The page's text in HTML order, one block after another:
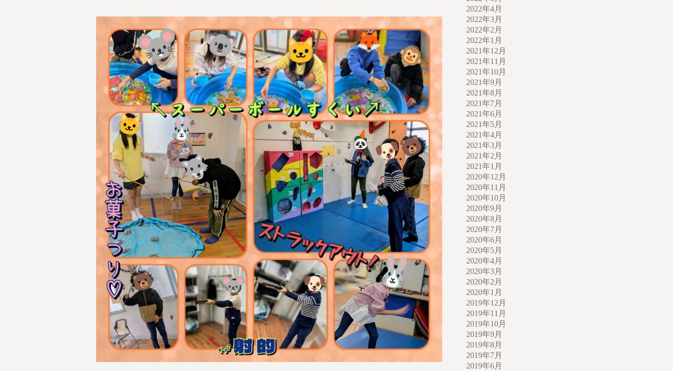
2022年4月
2022年3月
2022年2月
2022年1月
2021年12月
2021年11月
2021年10月
2021年9月
2021年8月
2021年7月
2021年6月
2021年5月
2021年4月
2021年3月
2021年2月
2021年1月
2020年12月
2020年11月
2020年10月
2020年9月
2020年8月
2020年7月
2020年6月
2020年5月
2020年4月
2020年3月
2020年2月
2020年1月
2019年12月
2019年11月
2019年10月
2019年9月
2019年8月
2019年7月
2019年6月